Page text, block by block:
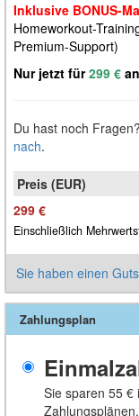
Inklusive BONUS-
Homeworkout-
Premium-Support)
Nur jetzt für299 €
Du hast noch
nach.
299 €
Einschließlich
Sie haben einen
Zahlungsplan
Sie sparen 55 €
Zahlungsplänen.